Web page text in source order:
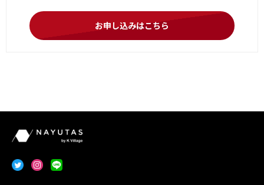
お申し込みはこちら